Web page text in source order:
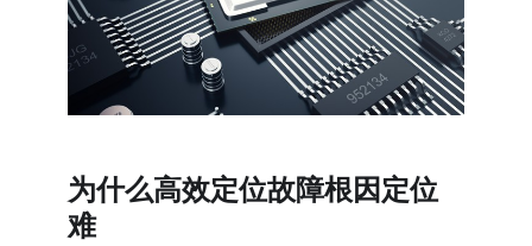
为什么高效定位故障根因定位
难